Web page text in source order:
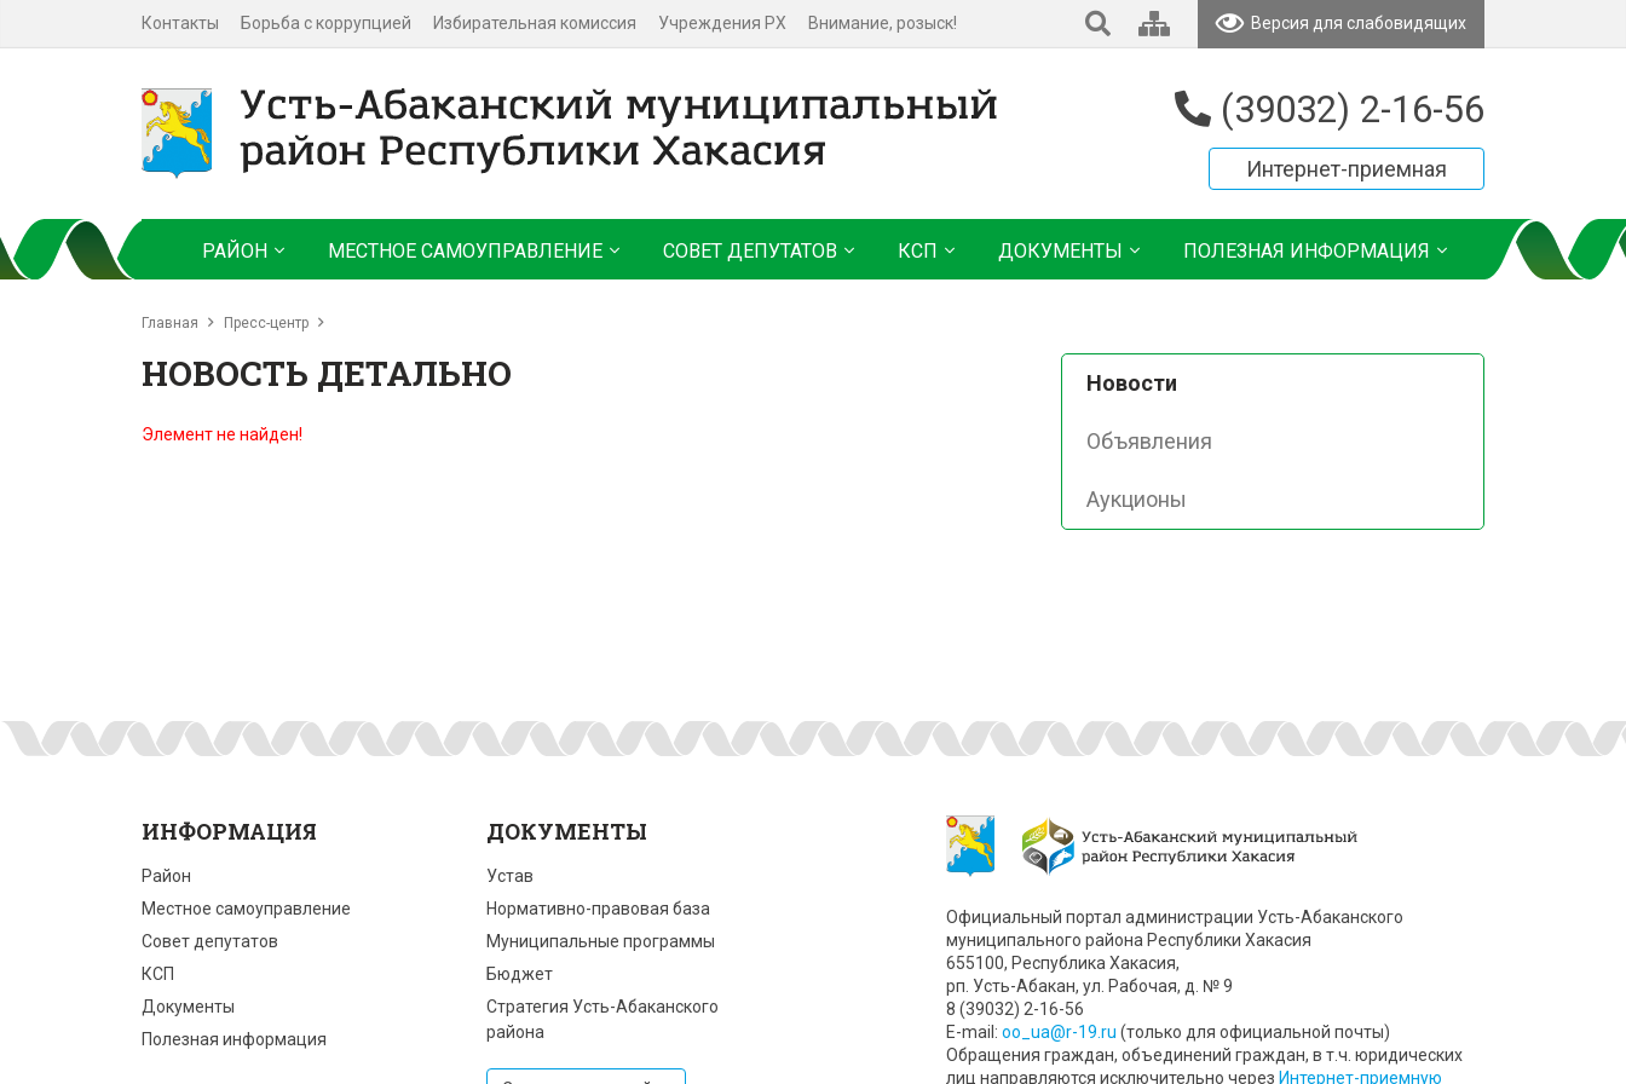
Контакты Борьба с коррупцией Избирательная комиссия Учреждения РХ Внимание, розыск! Версия для слабовидящих
(39032) 2-16-56
Интернет-приемная
РАЙОН МЕСТНОЕ САМОУПРАВЛЕНИЕ СОВЕТ ДЕПУТАТОВ КСП ДОКУМЕНТЫ ПОЛЕЗНАЯ ИНФОРМАЦИЯ
Главная Пресс-центр
НОВОСТЬ ДЕТАЛЬНО
Элемент не найден!
Новости
Объявления
Аукционы
ИНФОРМАЦИЯ
Район
Местное самоуправление
Совет депутатов
КСП
Документы
Полезная информация
ДОКУМЕНТЫ
Устав
Нормативно-правовая база
Муниципальные программы
Бюджет
Стратегия Усть-Абаканского
района
Официальный портал администрации Усть-Абаканского
муниципального района Республики Хакасия
655100, Республика Хакасия,
рп. Усть-Абакан, ул. Рабочая, д. № 9
8 (39032) 2-16-56
Е-mail: oo_ua@r-19.ru (только для официальной почты)
Обращения граждан, объединений граждан, в т.ч. юридических
лиц направляются исключительно через Интернет-приемную